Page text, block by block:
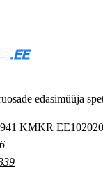
edasimüüja
KMKR